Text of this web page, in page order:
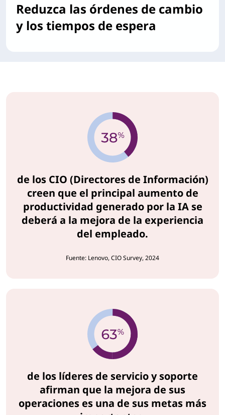
Reduzca las órdenes de cambio
y los tiempos de espera
de los CIO (Directores de Información)
creen que el principal aumento de
productividad generado por la IA se
deberá a la mejora de la experiencia
del empleado.
Fuente: Lenovo, CIO Survey, 2024
de los líderes de servicio y soporte
afirman que la mejora de sus
operaciones es una de sus metas más